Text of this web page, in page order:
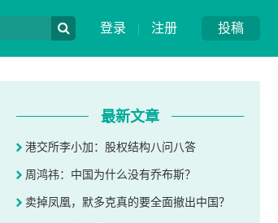
投稿
登录 | 注册
最新文章
港交所李小加：股权结构八问八答
周鸿祎：中国为什么没有乔布斯？
卖掉凤凰，默多克真的要全面撤出中国？